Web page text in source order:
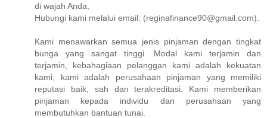
di wajah Anda,
Hubungi kami melalui email: (reginafinance90@gmail.com).
Kami menawarkan semua jenis pinjaman dengan tingkat
bunga yang sangat tinggi. Modal kami terjamin dan
terjamin, kebahagiaan pelanggan kami adalah kekuatan
kami, kami adalah perusahaan pinjaman yang memiliki
reputasi baik, sah dan terakreditasi. Kami memberikan
pinjaman kepada individu dan perusahaan yang
membutuhkan bantuan tunai.